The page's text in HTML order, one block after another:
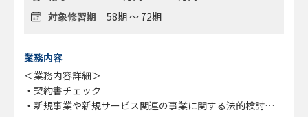
対象修習期
58期 ～ 72期
業務内容
＜業務内容詳細＞
・契約書チェック
・新規事業や新規サービス関連の事業に関する法的検討